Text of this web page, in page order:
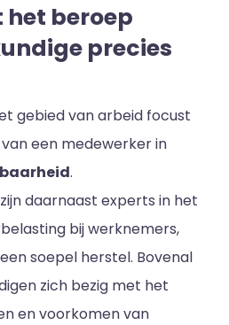
het beroep
precies
gebied van arbeid focust
een medewerker in
.
daarnaast experts in het
bij werknemers,
soepel herstel. Bovenal
zich bezig met het
en voorkomen van